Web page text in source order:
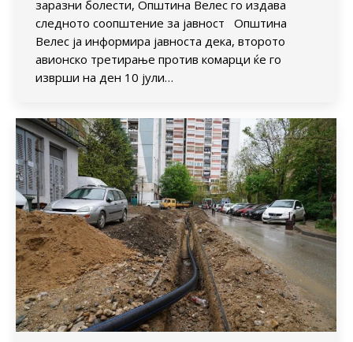
заразни болести, Општина Велес го издава
следното соопштение за јавност Општина
Велес ја информира јавноста дека, второто
авионско третирање против комарци ќе го
изврши на ден 10 јули…